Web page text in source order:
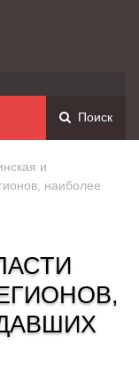
Поиск
и
наиболее